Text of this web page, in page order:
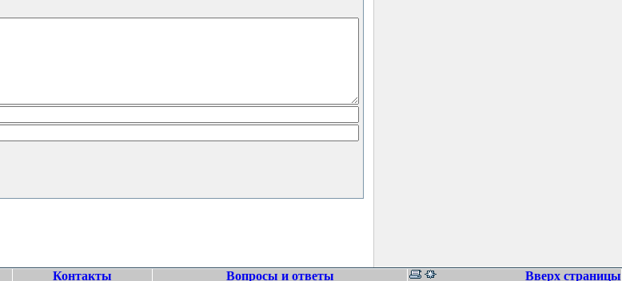
Контакты Вопросы и ответы Вверх страницы